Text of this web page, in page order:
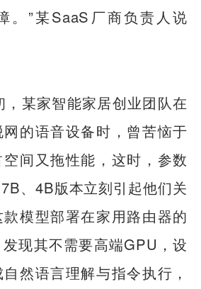
。”某SaaS厂商负责人说
某家智能家居创业团队在
的语音设备时，曾苦恼于
间又拖性能，这时，参数
、4B版本立刻引起他们关
模型部署在家用路由器的
现其不需要高端GPU，设
然语言理解与指令执行，